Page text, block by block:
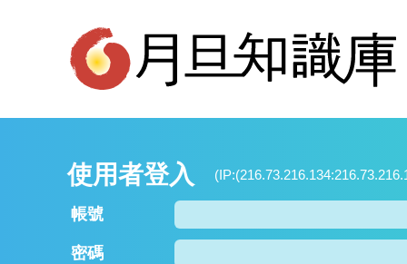
使用者登入
帳號
密碼